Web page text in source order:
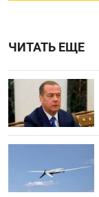
ЧИТАТЬ ЕЩЕ